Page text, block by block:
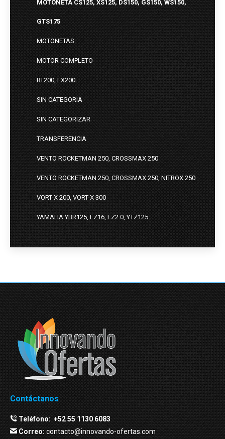
MOTONETA CS125, XS125, DS150, GS150, WS150,
GTS175
MOTONETAS
MOTOR COMPLETO
RT200, EX200
SIN CATEGORIA
SIN CATEGORIZAR
TRANSFERENCIA
VENTO ROCKETMAN 250, CROSSMAX 250
VENTO ROCKETMAN 250, CROSSMAX 250, NITROX 250
VORT-X 200, VORT-X 300
YAMAHA YBR125, FZ16, FZ2.0, YTZ125
Contáctanos
Teléfono:+52 55 1130 6083
Correo:contacto@innovando-ofertas.com